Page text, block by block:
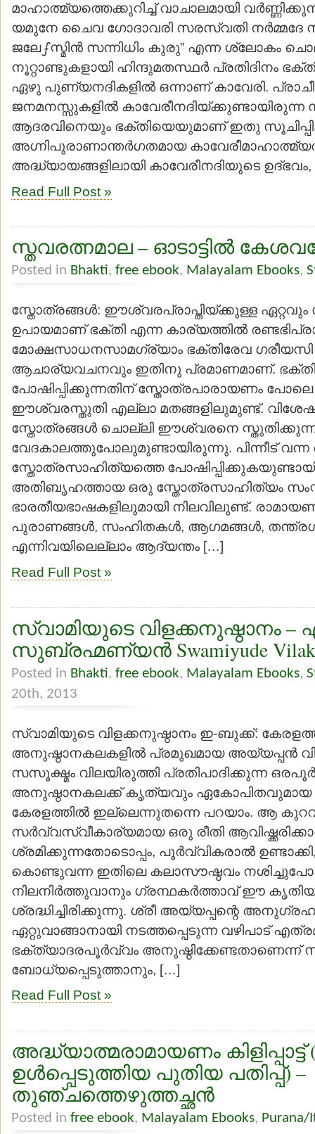
മാഹാത്മ്യത്തെക്കുറിച്ച് വാചാലമായി
യമുനേ ചൈവ ഗോദാവരി സരസ്വതി നര്‍മ്മദേ
ജലേഽസ്മിന്‍ സന്നിധിം കുരു” എന്ന ശ്ലോകം
നൂറ്റാണ്ടുകളായി ഹിന്ദുമതസ്ഥര്‍ പ്രതിദിനം
ഏഴു പുണ്യനദികളില്‍ ഒന്നാണ് കാവേരി.
ജനമനസ്സുകളില്‍
ആദരവിനെയും ഭക്തിയെയുമാണ് ഇതു
അഗ്നിപുരാണാന്തര്‍ഗതമായ
അദ്ധ്യായങ്ങളിലായി കാവേരീനദിയുടെ
Read Full Post »
സ്തവരത്നമാല – ഓടാട്ടില്‍
Posted in Bhakti, free ebook, Malayalam Ebooks,
സ്തോത്രങ്ങള്‍: ഈശ്വരപ്രാപ്തിയ്ക്കുള്ള
ഉപായമാണ് ഭക്തി എന്ന കാര്യത്തില്‍
മോക്ഷസാധനസാമഗ്ര്യാം ഭക്തിരേവ
ആചാര്യവചനവും ഇതിനു പ്രമാണമാണ്.
പോഷിപ്പിക്കുന്നതിന് സ്തോത്രപാരായണം പോലെ
ഈശ്വരസ്തുതി എല്ലാ മതങ്ങളിലുമുണ്ട്.
സ്തോത്രങ്ങള്‍ ചൊല്ലി ഈശ്വരനെ സ്തുതിക്കുന്ന
വേദകാലത്തുപോലുമുണ്ടായിരുന്നു. പിന്നീട്
സ്തോത്രസാഹിത്യത്തെ
അതിബൃഹത്തായ ഒരു സ്തോത്രസാഹിത്യം
ഭാരതീയഭാഷകളിലുമായി നിലവിലുണ്ട്.
പുരാണങ്ങള്‍, സംഹിതകള്‍, ആഗമങ്ങള്‍,
എന്നിവയിലെല്ലാം ആദ്യന്തം […]
Read Full Post »
സ്വാമിയുടെ വിളക്കനുഷ്ഠാനം –
സുബ്രഹ്മണ്യന്‍ Swamiyude
Posted in Bhakti, free ebook, Malayalam Ebooks,
20th, 2013
സ്വാമിയുടെ വിളക്കനുഷ്ഠാനം ഇ-ബുക്ക്:
അനുഷ്ഠാനകലകളില്‍ പ്രമുഖമായ അയ്യപ്പന്‍
സസൂക്ഷ്മം വിലയിരുത്തി പ്രതിപാദിക്കുന്ന
അനുഷ്ഠാനകലക്ക് കൃത്യവും ഏകോപിതവുമായ
കേരളത്തില്‍ ഇല്ലെന്നുതന്നെ പറയാം. ആ
സര്‍വ്വസ്വീകാര്യമായ ഒരു രീതി
ശ്രമിക്കുന്നതോടൊപ്പം, പൂര്‍വ്വികരാല്‍
കൊണ്ടുവന്ന ഇതിലെ കലാസൗഷ്ഠവം
നിലനിര്‍ത്തുവാനും ഗ്രന്ഥകര്‍ത്താവ് ഈ
ശ്രദ്ധിച്ചിരിക്കുന്നു. ശ്രീ അയ്യപ്പന്റെ
ഏറ്റുവാങ്ങാനായി നടത്തപ്പെടുന്ന വഴിപാട്
ഭക്ത്യാദരപൂര്‍വ്വം അനുഷ്ഠിക്കേണ്ടതാണെന്ന്
ബോധ്യപ്പെടുത്താനും, […]
Read Full Post »
അദ്ധ്യാത്മരാമായണം
ഉള്‍പ്പെടുത്തിയ പുതിയ പതിപ്പ്) –
തുഞ്ചത്തെഴുത്തച്ഛന്‍
Posted in free ebook, Malayalam Ebooks, Purana/